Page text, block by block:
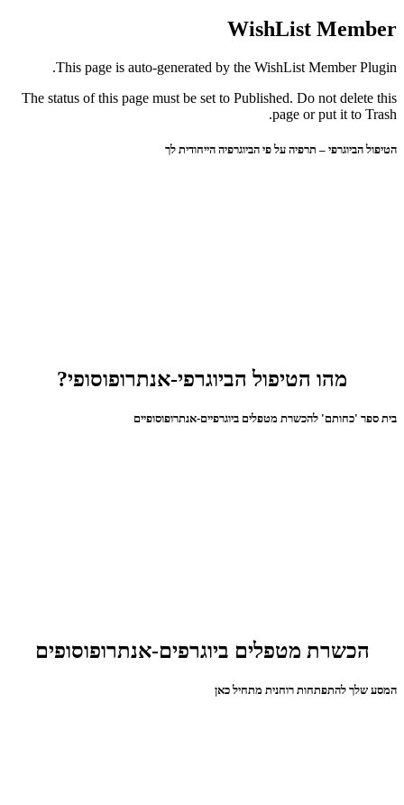
WishList Member
This page is auto-generated by the WishList Member Plugin.
The status of this page must be set to Published. Do not delete this
page or put it to Trash.
הטיפול הביוגרפי – תרפיה על פי הביוגרפיה הייחודית לך
מהו הטיפול הביוגרפי-אנתרופוסופי?
בית ספר 'כחותם' להכשרת מטפלים ביוגרפיים-אנתרופוסופיים
הכשרת מטפלים ביוגרפים-אנתרופוסופים
המסע שלך להתפתחות רוחנית מתחיל כאן